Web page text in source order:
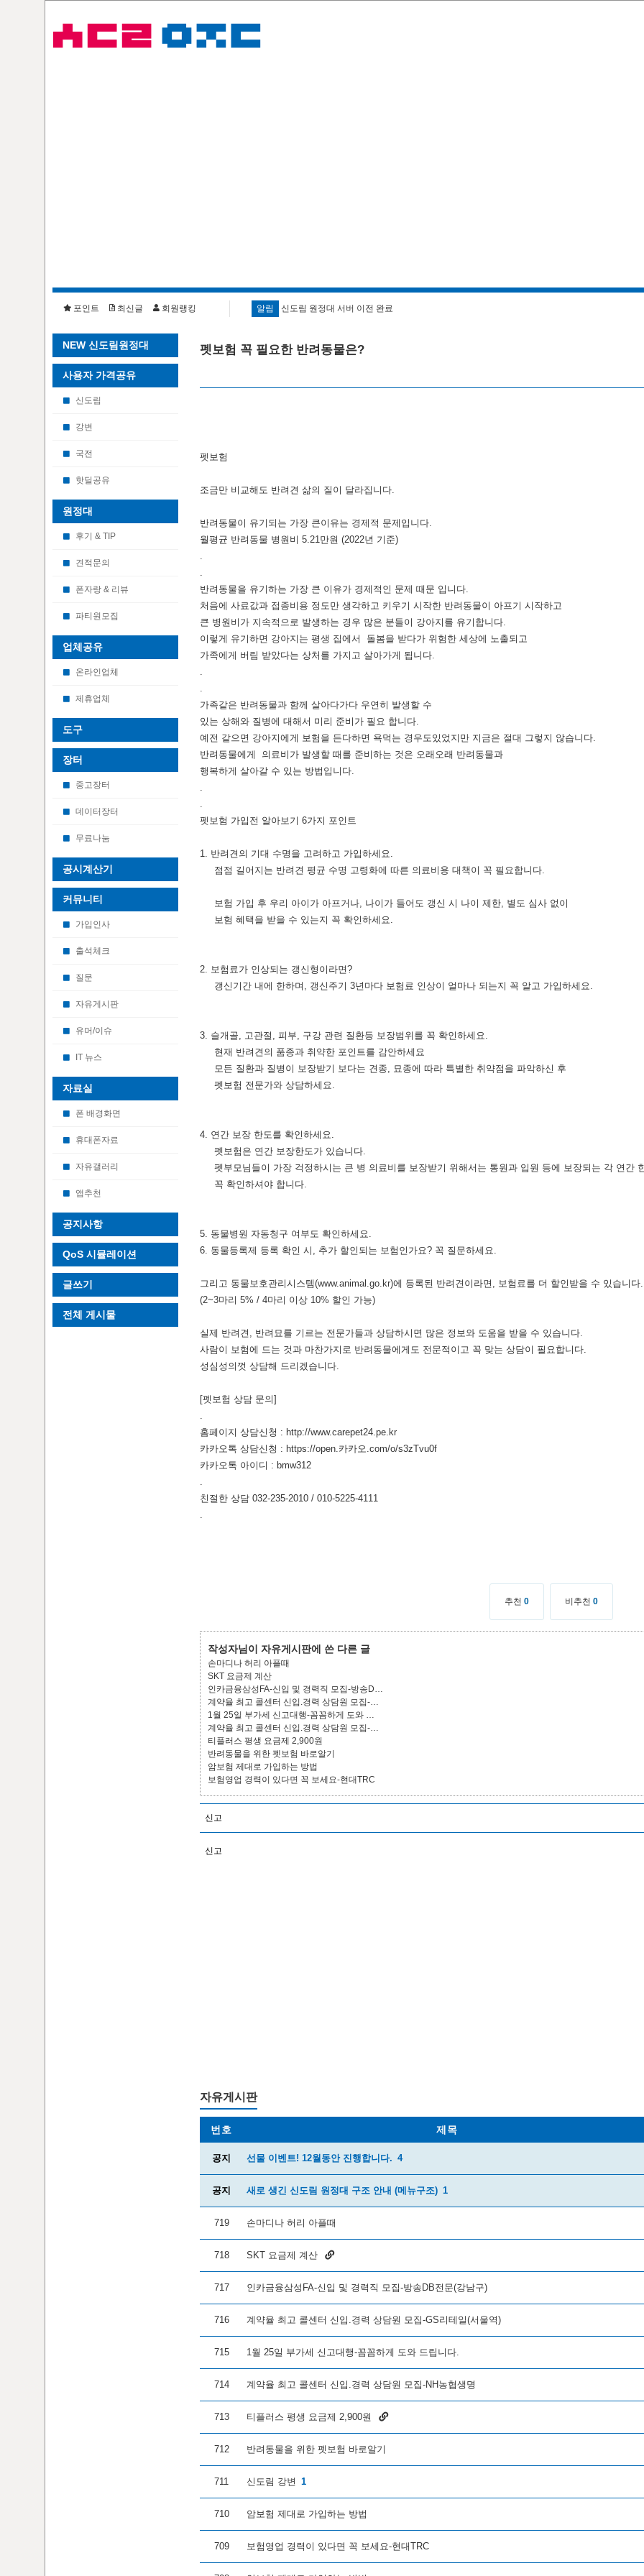
포인트 최신글 회원랭킹 알림 신도림 원정대 서버 이전 완료
NEW 신도림원정대
사용자 가격공유
신도림
강변
국전
핫딜공유
원정대
후기 & TIP
견적문의
폰자랑 & 리뷰
파티원모집
업체공유
온라인업체
제휴업체
도구
장터
중고장터
데이터장터
무료나눔
공시계산기
커뮤니티
가입인사
출석체크
질문
자유게시판
유머/이슈
IT 뉴스
자료실
폰 배경화면
휴대폰자료
자유갤러리
앱추천
공지사항
QoS 시뮬레이션
글쓰기
전체 게시물
펫보험 꼭 필요한 반려동물은?
펫보험
조금만 비교해도 반려견 삶의 질이 달라집니다.
반려동물이 유기되는 가장 큰이유는 경제적 문제입니다.
월평균 반려동물 병원비 5.21만원 (2022년 기준)
.
.
반려동물을 유기하는 가장 큰 이유가 경제적인 문제 때문 입니다.
처음에 사료값과 접종비용 정도만 생각하고 키우기 시작한 반려동물이 아프기 시작하고
큰 병원비가 지속적으로 발생하는 경우 많은 분들이 강아지를 유기합니다.
이렇게 유기하면 강아지는 평생 집에서 돌봄을 받다가 위험한 세상에 노출되고
가족에게 버림 받았다는 상처를 가지고 살아가게 됩니다.
.
.
가족같은 반려동물과 함께 살아다가다 우연히 발생할 수
있는 상해와 질병에 대해서 미리 준비가 필요 합니다.
예전 같으면 강아지에게 보험을 든다하면 욕먹는 경우도있었지만 지금은 절대 그렇지 않습니다.
반려동물에게 의료비가 발생할 때를 준비하는 것은 오래오래 반려동물과
행복하게 살아갈 수 있는 방법입니다.
.
.
펫보험 가입전 알아보기 6가지 포인트
1. 반려견의 기대 수명을 고려하고 가입하세요.
점점 길어지는 반려견 평균 수명 고령화에 따른 의료비용 대책이 꼭 필요합니다.
보험 가입 후 우리 아이가 아프거나, 나이가 들어도 갱신 시 나이 제한, 별도 심사 없이
보험 혜택을 받을 수 있는지 꼭 확인하세요.
2. 보험료가 인상되는 갱신형이라면?
갱신기간 내에 한하며, 갱신주기 3년마다 보험료 인상이 얼마나 되는지 꼭 알고 가입하세요.
3. 슬개골, 고관절, 피부, 구강 관련 질환등 보장범위를 꼭 확인하세요.
현재 반려견의 품종과 취약한 포인트를 감안하세요
모든 질환과 질병이 보장받기 보다는 견종, 묘종에 따라 특별한 취약점을 파악하신 후
펫보험 전문가와 상담하세요.
4. 연간 보장 한도를 확인하세요.
펫보험은 연간 보장한도가 있습니다.
펫부모님들이 가장 걱정하시는 큰 병 의료비를 보장받기 위해서는 통원과 입원 등에 보장되는 각 연간
꼭 확인하셔야 합니다.
5. 동물병원 자동청구 여부도 확인하세요.
6. 동물등록제 등록 확인 시, 추가 할인되는 보험인가요? 꼭 질문하세요.
그리고 동물보호관리시스템(www.animal.go.kr)에 등록된 반려견이라면, 보험료를 더 할인받을 수 있습니다.
(2~3마리 5% / 4마리 이상 10% 할인 가능)
실제 반려견, 반려묘를 기르는 전문가들과 상담하시면 많은 정보와 도움을 받을 수 있습니다.
사람이 보험에 드는 것과 마찬가지로 반려동물에게도 전문적이고 꼭 맞는 상담이 필요합니다.
성심성의껏 상담해 드리겠습니다.
[펫보험 상담 문의]
.
홈페이지 상담신청 : http://www.carepet24.pe.kr
카카오톡 상담신청 : https://open.카카오.com/o/s3zTvu0f
카카오톡 아이디 : bmw312
.
친절한 상담 032-235-2010 / 010-5225-4111
.
추천 0 비추천 0
작성자님이 자유게시판에 쓴 다른 글
손마디나 허리 아플때
SKT 요금제 계산
인카금융삼성FA-신입 및 경력직 모집-방송D…
계약율 최고 콜센터 신입.경력 상담원 모집-…
1월 25일 부가세 신고대행-꼼꼼하게 도와 …
계약율 최고 콜센터 신입.경력 상담원 모집-…
티플러스 평생 요금제 2,900원
반려동물을 위한 펫보험 바로알기
암보험 제대로 가입하는 방법
보험영업 경력이 있다면 꼭 보세요-현대TRC
신고
신고
자유게시판
번호 제목
공지 선물 이벤트! 12월동안 진행합니다. 4
공지 새로 생긴 신도림 원정대 구조 안내 (메뉴구조) 1
719 손마디나 허리 아플때
718 SKT 요금제 계산
717 인카금융삼성FA-신입 및 경력직 모집-방송DB전문(강남구)
716 계약율 최고 콜센터 신입.경력 상담원 모집-GS리테일(서울역)
715 1월 25일 부가세 신고대행-꼼꼼하게 도와 드립니다.
714 계약율 최고 콜센터 신입.경력 상담원 모집-NH농협생명
713 티플러스 평생 요금제 2,900원
712 반려동물을 위한 펫보험 바로알기
711 신도림 강변 1
710 암보험 제대로 가입하는 방법
709 보험영업 경력이 있다면 꼭 보세요-현대TRC